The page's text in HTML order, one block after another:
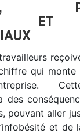
ET
qui
des
pouvant aller
et de